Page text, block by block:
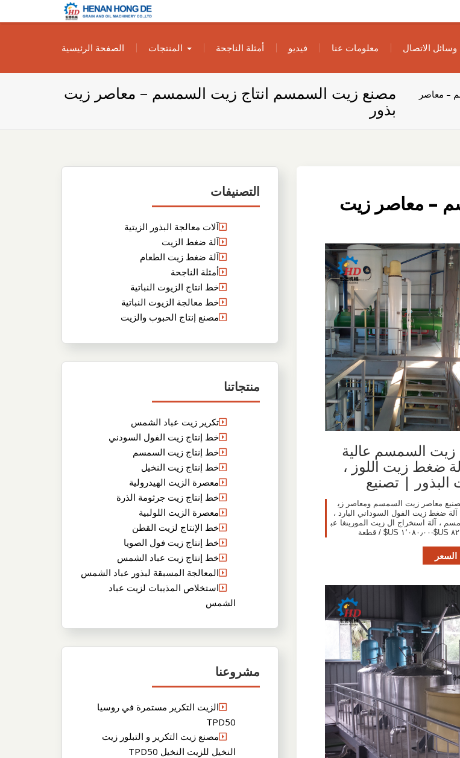
الزيوت النباتية
الخاص بك
الصفحة الرئيسية
المنتجات أمثلة الناجحة فيديو معلومات عنا وسائل الاتصال
مصنع زيت السمسم انتاج زيت السمسم – معاصر زيت
بذور
– معاصر
التصنيفات
آلات معالجة البذور الزيتية
آلة ضغط الزيت
آلة ضغط زيت الطعام
أمثلة الناجحة
خط انتاج الزيوت النباتية
خط معالجة الزيوت النباتية
مصنع إنتاج الحبوب والزيت
منتجاتنا
تكرير زيت عباد الشمس
خط إنتاج زيت الفول السودني
خط إنتاج زيت السمسم
خط إنتاج زيت النخيل
معصرة الزيت الهيدرولية
خط إنتاج زيت جرثومة الذرة
معصرة الزيت اللولبية
خط الإنتاج لزيت القطن
خط إنتاج زيت فول الصويا
خط إنتاج زيت عباد الشمس
المعالجة المسبقة لبذور عباد الشمس
استخلاص المذيبات لزيت عباد
الشمس
مشروعنا
الزيت التكرير مستمرة في روسيا
TPD50
مصنع زيت التكرير و التبلور زيت
النخيل للزيت النخيل TPD50
– معاصر زيت
السمسم عالية
آلة ضغط زيت اللوز ،
البذور | تصنيع
معاصر زيت السمسم ومعاصر زي
ضغط زيت الفول السوداني البارد ،
، آلة استخراج ال زيت المورينغا عب